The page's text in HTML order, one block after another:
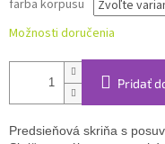
farba korpusu
Možnosti doručenia
Pridať
Predsieňová skriňa s